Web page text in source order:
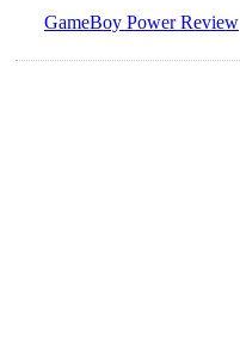
GameBoy Power Review